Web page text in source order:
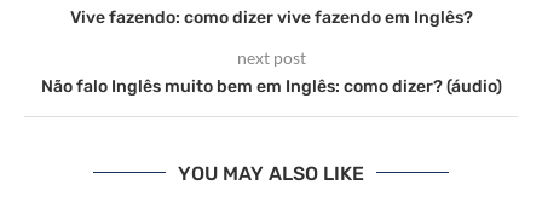
Vive fazendo: como dizer vive fazendo em Inglês?
next post
Não falo Inglês muito bem em Inglês: como dizer? (áudio)
YOU MAY ALSO LIKE